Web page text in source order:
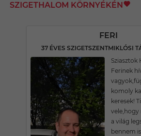
SZIGETHALOM KÖRNYÉKÉN
FERI
Sziasztok
Ferinek
komoly
keresek!
vele,hogy
a világ
bennem